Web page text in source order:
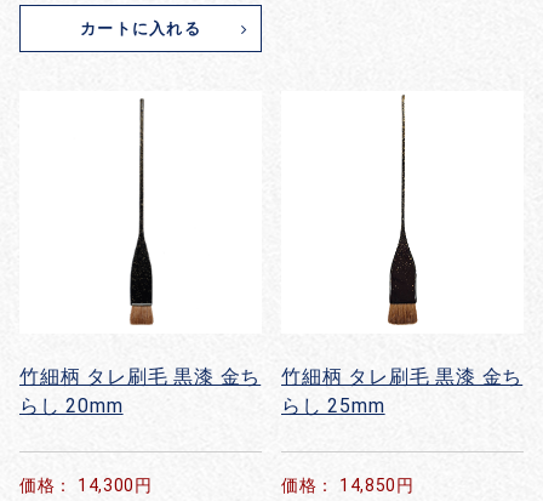
カートに入れる
竹細柄 タレ刷毛 黒漆 金ち
らし 20mm
価格： 14,300円
竹細柄 タレ刷毛 黒漆 金ち
らし 25mm
価格： 14,850円